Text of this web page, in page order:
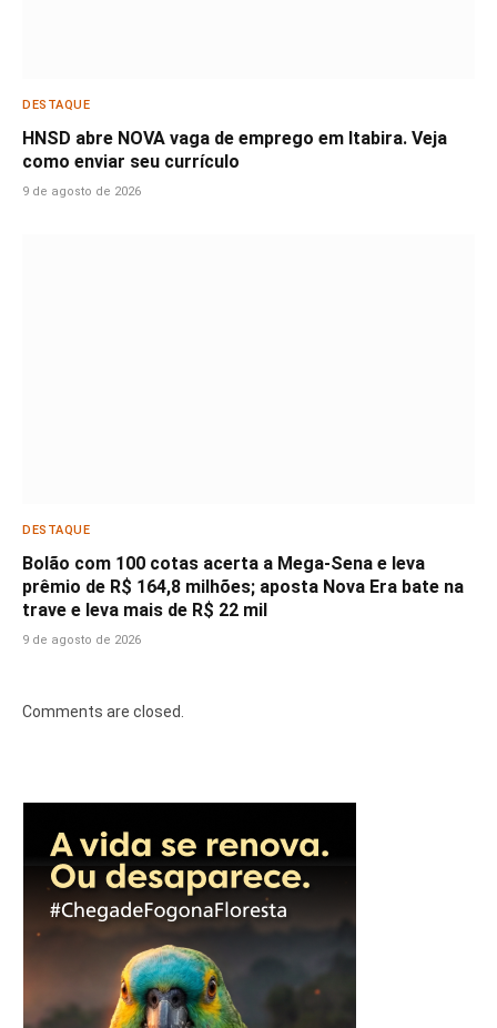
DESTAQUE
HNSD abre NOVA vaga de emprego em Itabira. Veja
como enviar seu currículo
9 de agosto de 2026
DESTAQUE
Bolão com 100 cotas acerta a Mega-Sena e leva
prêmio de R$ 164,8 milhões; aposta Nova Era bate na
trave e leva mais de R$ 22 mil
9 de agosto de 2026
Comments are closed.